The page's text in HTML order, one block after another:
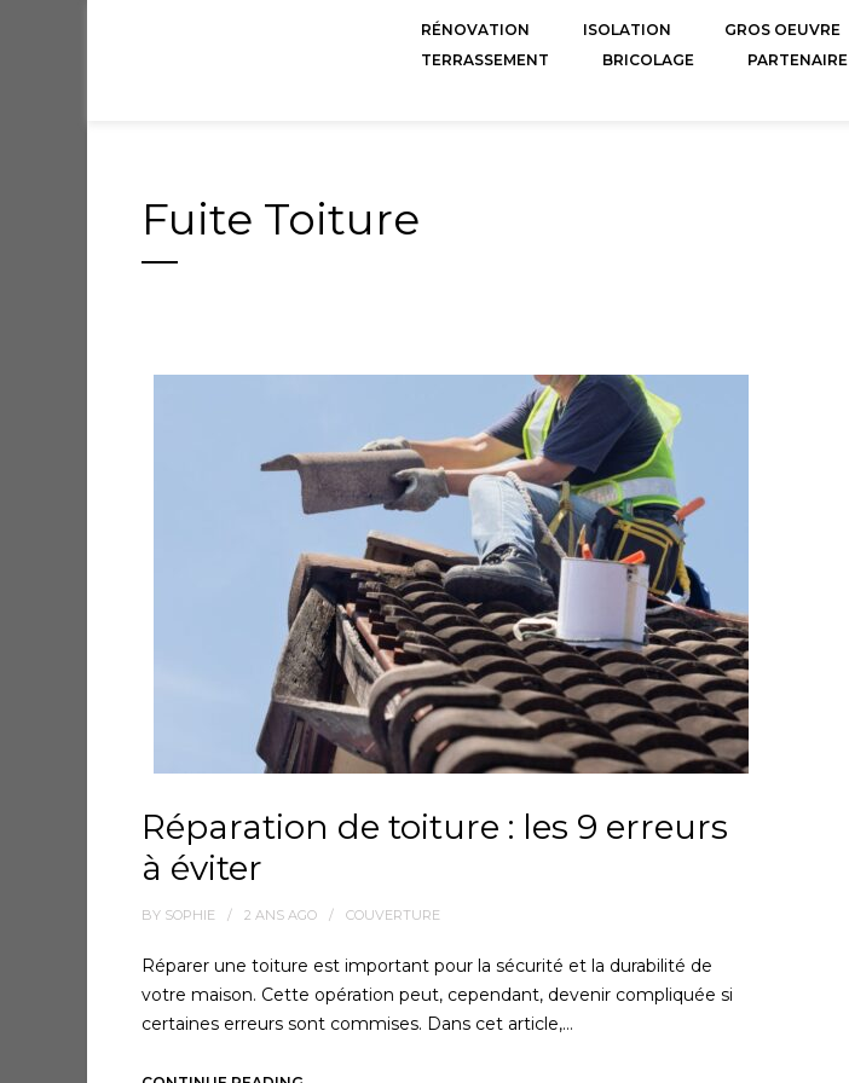
RÉNOVATION ISOLATION GROS OEUVRE
TERRASSEMENT
BRICOLAGE PARTENAIRE
Fuite Toiture
Réparation de toiture : les 9 erreurs
à éviter
BY SOPHIE 2 ANS AGO COUVERTURE
Réparer une toiture est important pour la sécurité et la durabilité de
votre maison. Cette opération peut, cependant, devenir compliquée si
certaines erreurs sont commises. Dans cet article,…